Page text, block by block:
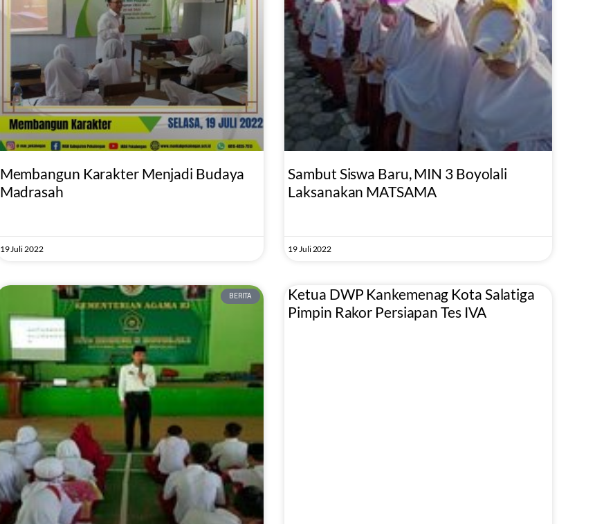
Membangun Karakter Menjadi Budaya
Madrasah
19 Juli 2022
Sambut Siswa Baru, MIN 3 Boyolali
Laksanakan MATSAMA
19 Juli 2022
BERITA
Ketua DWP Kankemenag Kota Salatiga
Pimpin Rakor Persiapan Tes IVA